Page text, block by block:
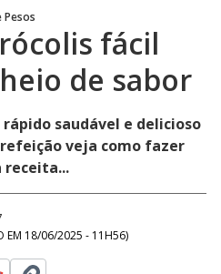
Pesos
fácil
de sabor
saudável e delicioso
veja como fazer
receita...
EM 18/06/2025 - 11H56)